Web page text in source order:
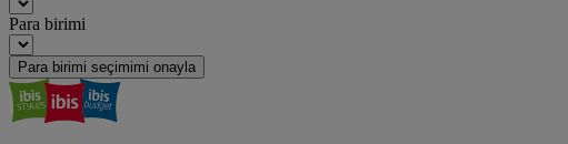
Para birimi
Para birimi seçimimi onayla